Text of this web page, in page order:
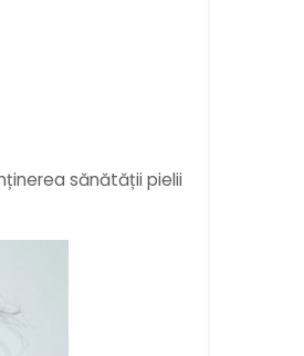
sănătății pielii